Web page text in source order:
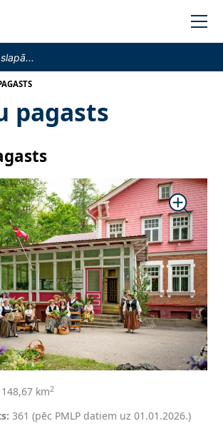
pagasts
148,67 km2
361 (pēc PMLP datiem uz 01.01.2026.)